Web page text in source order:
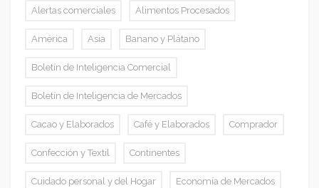
Alertas comerciales Alimentos Procesados
América Asia Banano y Plátano
Boletín de Inteligencia Comercial
Boletín de Inteligencia de Mercados
Cacao y Elaborados Café y Elaborados Comprador
Confección y Textil Continentes
Cuidado personal y del Hogar Economía de Mercados